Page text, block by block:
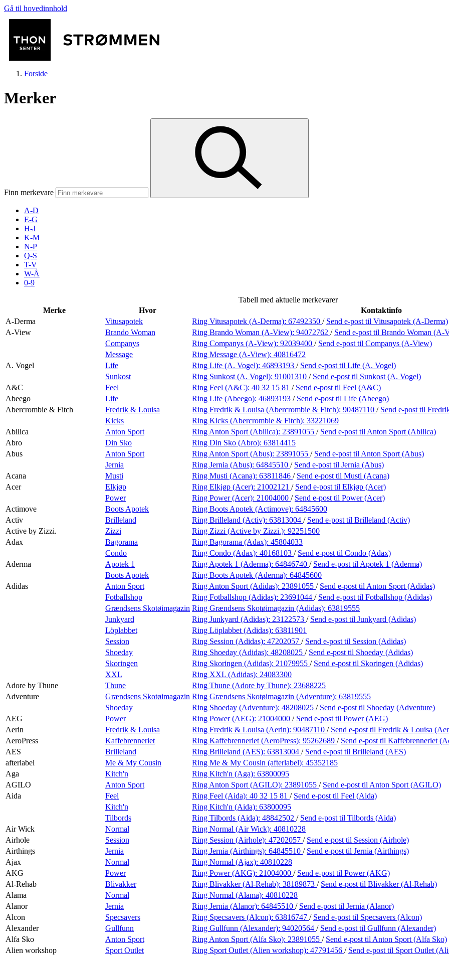
Gå til hovedinnhold
Mat og drikke
Inspirasjon
Praktisk informasjon
Forside
Merker
Finn merkevare
A-D
E-G
H-J
K-M
N-P
Q-S
T-V
W-Å
0-9
Tabell med aktuelle merkevarer
Merke
Hvor
Kontaktinfo
A-Derma
Vitusapotek Ring Vitusapotek (A-Derma): 67492350 / Send e-post til Vitusapotek (A-Derma)
A-View
Brando Woman Ring Brando Woman (A-View): 94072762 / Send e-post til Brando Woman (A-
Companys
Ring Companys (A-View): 92039400 / Send e-post til Companys (A-View)
Message
Ring Message (A-View): 40816472
A. Vogel
Life Ring Life (A. Vogel): 46893193 / Send e-post til Life (A. Vogel)
Sunkost
Ring Sunkost (A. Vogel): 91001310 / Send e-post til Sunkost (A. Vogel)
A&C
Feel Ring Feel (A&C): 40 32 15 81 / Send e-post til Feel (A&C)
Abeego
Life Ring Life (Abeego): 46893193 / Send e-post til Life (Abeego)
Abercrombie & Fitch
Fredrik & Louisa Ring Fredrik & Louisa (Abercrombie & Fitch): 90487110 / Send e-post til
Kicks
Ring Kicks (Abercrombie & Fitch): 33221069
Abilica
Anton Sport Ring Anton Sport (Abilica): 23891055 / Send e-post til Anton Sport (Abilica)
Abro
Din Sko Ring Din Sko (Abro): 63814415
Abus
Anton Sport Ring Anton Sport (Abus): 23891055 / Send e-post til Anton Sport (Abus)
Jernia
Ring Jernia (Abus): 64845510 / Send e-post til Jernia (Abus)
Acana
Musti Ring Musti (Acana): 63811846 / Send e-post til Musti (Acana)
Acer
Elkjøp Ring Elkjøp (Acer): 21002121 / Send e-post til Elkjøp (Acer)
Power
Ring Power (Acer): 21004000 / Send e-post til Power (Acer)
Actimove
Boots Apotek Ring Boots Apotek (Actimove): 64845600
Activ
Brilleland Ring Brilleland (Activ): 63813004 / Send e-post til Brilleland (Activ)
Active by Zizzi.
Zizzi Ring Zizzi (Active by Zizzi.): 92251500
Adax
Bagorama Ring Bagorama (Adax): 45804033
Condo
Ring Condo (Adax): 40168103 / Send e-post til Condo (Adax)
Aderma
Apotek 1 Ring Apotek 1 (Aderma): 64846740 / Send e-post til Apotek 1 (Aderma)
Boots Apotek
Ring Boots Apotek (Aderma): 64845600
Adidas
Anton Sport Ring Anton Sport (Adidas): 23891055 / Send e-post til Anton Sport (Adidas)
Fotballshop
Ring Fotballshop (Adidas): 23691044 / Send e-post til Fotballshop (Adidas)
Grændsens Skotøimagazin Ring Grændsens Skotøimagazin (Adidas): 63819555
Junkyard
Ring Junkyard (Adidas): 23122573 / Send e-post til Junkyard (Adidas)
Löplabbet
Ring Löplabbet (Adidas): 63811901
Session
Ring Session (Adidas): 47202057 / Send e-post til Session (Adidas)
Shoeday
Ring Shoeday (Adidas): 48208025 / Send e-post til Shoeday (Adidas)
Skoringen
Ring Skoringen (Adidas): 21079955 / Send e-post til Skoringen (Adidas)
XXL
Ring XXL (Adidas): 24083300
Adore by Thune
Thune Ring Thune (Adore by Thune): 23688225
Adventure
Grændsens Skotøimagazin Ring Grændsens Skotøimagazin (Adventure): 63819555
Shoeday
Ring Shoeday (Adventure): 48208025 / Send e-post til Shoeday (Adventure)
AEG
Power Ring Power (AEG): 21004000 / Send e-post til Power (AEG)
Aerin
Fredrik & Louisa Ring Fredrik & Louisa (Aerin): 90487110 / Send e-post til Fredrik & Louisa
AeroPress
Kaffebrenneriet Ring Kaffebrenneriet (AeroPress): 95262689 / Send e-post til Kaffebrenneriet
AES
Brilleland Ring Brilleland (AES): 63813004 / Send e-post til Brilleland (AES)
afterlabel
Me & My Cousin Ring Me & My Cousin (afterlabel): 45352185
Aga
Kitch'n Ring Kitch'n (Aga): 63800095
AGILO
Anton Sport Ring Anton Sport (AGILO): 23891055 / Send e-post til Anton Sport (AGILO)
Aida
Feel Ring Feel (Aida): 40 32 15 81 / Send e-post til Feel (Aida)
Kitch'n
Ring Kitch'n (Aida): 63800095
Tilbords
Ring Tilbords (Aida): 48842502 / Send e-post til Tilbords (Aida)
Air Wick
Normal Ring Normal (Air Wick): 40810228
Airhole
Session Ring Session (Airhole): 47202057 / Send e-post til Session (Airhole)
Airthings
Jernia Ring Jernia (Airthings): 64845510 / Send e-post til Jernia (Airthings)
Ajax
Normal Ring Normal (Ajax): 40810228
AKG
Power Ring Power (AKG): 21004000 / Send e-post til Power (AKG)
Al-Rehab
Blivakker Ring Blivakker (Al-Rehab): 38189873 / Send e-post til Blivakker (Al-Rehab)
Alama
Normal Ring Normal (Alama): 40810228
Alanor
Jernia Ring Jernia (Alanor): 64845510 / Send e-post til Jernia (Alanor)
Alcon
Specsavers Ring Specsavers (Alcon): 63816747 / Send e-post til Specsavers (Alcon)
Alexander
Gullfunn Ring Gullfunn (Alexander): 94020564 / Send e-post til Gullfunn (Alexander)
Alfa Sko
Anton Sport Ring Anton Sport (Alfa Sko): 23891055 / Send e-post til Anton Sport (Alfa Sko)
Alien workshop
Sport Outlet Ring Sport Outlet (Alien workshop): 47791456 / Send e-post til Sport Outlet